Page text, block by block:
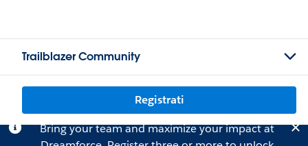
Trailblazer Community
Registrati
Bring your team and maximize your impact at